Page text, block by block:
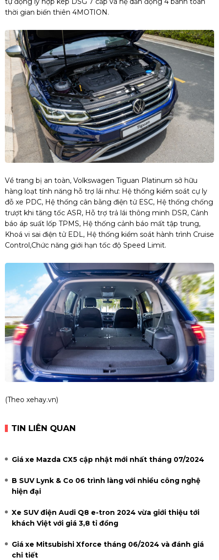
thời gian biến thiên 4MOTION.
Về trang bị an toàn, Volkswagen Tiguan Platinum sở hữu
hàng loạt tính năng hỗ trợ lái như: Hệ thống kiểm soát cự ly
đỗ xe PDC, Hệ thống cân bằng điện tử ESC, Hệ thống chống
trượt khi tăng tốc ASR, Hỗ trợ trả lái thông minh DSR, Cảnh
báo áp suất lốp TPMS, Hệ thống cảnh báo mất tập trung,
Khoá vi sai điện tử EDL, Hệ thống kiểm soát hành trình Cruise
Control,Chức năng giới hạn tốc độ Speed Limit.
(Theo xehay.vn)
TIN LIÊN QUAN
Giá xe Mazda CX5 cập nhật mới nhất tháng 07/2024
B SUV Lynk & Co 06 trình làng với nhiều công nghệ
hiện đại
Xe SUV điện Audi Q8 e-tron 2024 vừa giới thiệu tới
khách Việt với giá 3,8 tỉ đồng
Giá xe Mitsubishi Xforce tháng 06/2024 và đánh giá
chi tiết